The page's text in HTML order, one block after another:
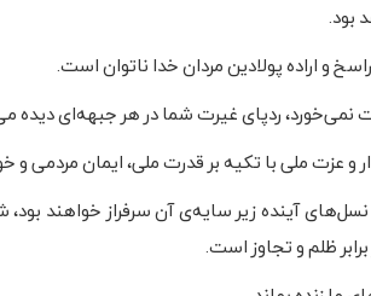
بود.
و اراده‌ پولادین مردان خدا ناتوان است.
ردپای غیرت شما در هر جبهه‌ای دیده
و عزت ملی با تکیه بر قدرت ملی، ایمان
آینده زیر سایه‌ی آن سرفراز خواهند
ظلم و تجاوز است.